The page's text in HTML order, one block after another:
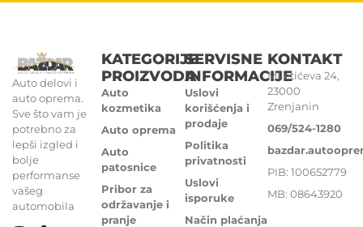
Auto delovi i
auto oprema.
Sve što vam je
potrebno za
lepši izgled i
bolje
performanse
vašeg
automobila
KATEGORIJE
PROIZVODA
Auto
kozmetika
Auto oprema
Auto
patosnice
Pribor za
održavanje i
pranje
SERVISNE
INFORMACIJE
Uslovi
korišćenja i
prodaje
Politika
privatnosti
Uslovi
isporuke
Način plaćanja
KONTAKT
Miletićeva 24,
23000
Zrenjanin
069/524-1280
PIB: 100652779
MB: 08643920